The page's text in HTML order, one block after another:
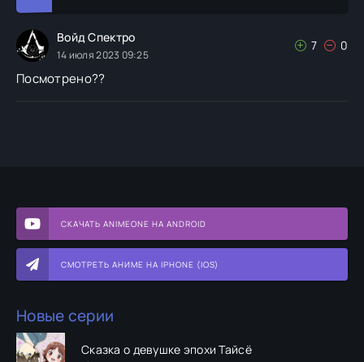
СКАЧАТЬ ANIMEONE НА ANDROID
СМОТРЕТЬ АНИМЕ НА IPHONE (IOS)
Новые серии
Сказка о девушке эпохи Тайсё
Войд Спектро
14 июля 2023 09:25
7 0
Посмотрено??